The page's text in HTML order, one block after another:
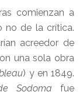
comienzan a
no de la crítica.
acreedor de
una sola obra
) y en 1849.
Sodoma fue